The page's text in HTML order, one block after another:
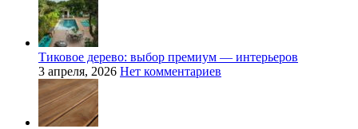
Тиковое дерево: выбор премиум — интерьеров
3 апреля, 2026 Нет комментариев